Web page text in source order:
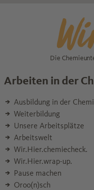
Die
Arbeiten in der
Ausbildung in der
Weiterbildung
Unsere Arbeitsplätze
Arbeitswelt
Wir.Hier.chemiecheck.
Wir.Hier.wrap-up.
Pause machen
Oroo(n)sch